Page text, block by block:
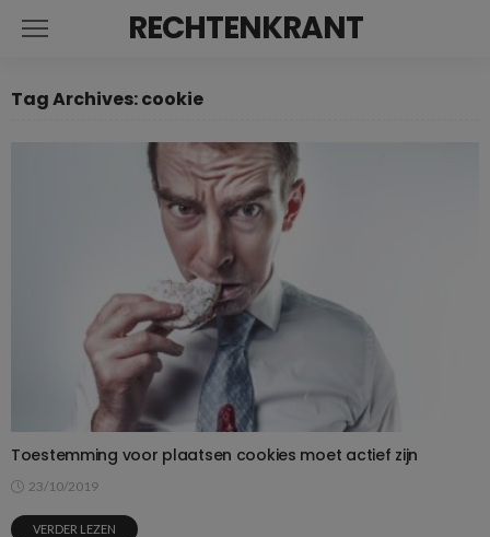
RECHTENKRANT
Tag Archives: cookie
Toestemming voor plaatsen cookies moet actief zijn
23/10/2019
VERDER LEZEN